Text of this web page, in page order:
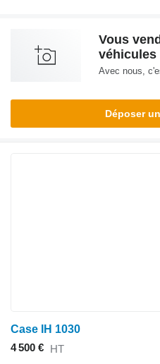
Vous
véhicules
Avec nous,
Déposer
Case IH 1030
4 500 € HT